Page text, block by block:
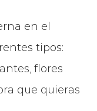
en el
tipos:
flores
que quieras